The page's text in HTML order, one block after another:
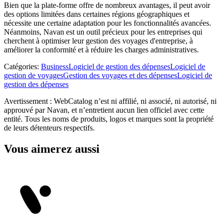
Bien que la plate-forme offre de nombreux avantages, il peut avoir
des options limitées dans certaines régions géographiques et
nécessite une certaine adaptation pour les fonctionnalités avancées.
Néanmoins, Navan est un outil précieux pour les entreprises qui
cherchent à optimiser leur gestion des voyages d'entreprise, à
améliorer la conformité et à réduire les charges administratives.
Catégories: BusinessLogiciel de gestion des dépensesLogiciel de
gestion de voyagesGestion des voyages et des dépensesLogiciel de
gestion des dépenses
Avertissement : WebCatalog n’est ni affilié, ni associé, ni autorisé, ni
approuvé par Navan, et n’entretient aucun lien officiel avec cette
entité. Tous les noms de produits, logos et marques sont la propriété
de leurs détenteurs respectifs.
Vous aimerez aussi